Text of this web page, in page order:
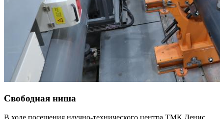
Свободная ниша
В ходе посещения научно-технического центра ТМК Денис